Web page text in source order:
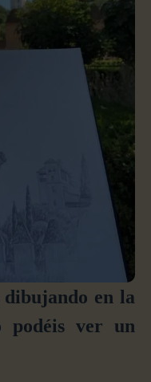
dibujando en la
podéis ver un